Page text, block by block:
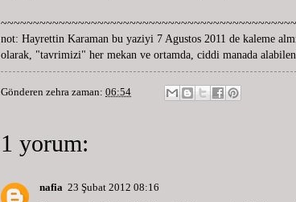
not: Hayrettin Karaman bu yaziyi 7 Agustos 2011 de kaleme
olarak, "tavrimizi" her mekan ve ortamda, ciddi manada
Gönderen zehra zaman: 06:54
1 yorum:
nafia 23 Şubat 2012 08:16